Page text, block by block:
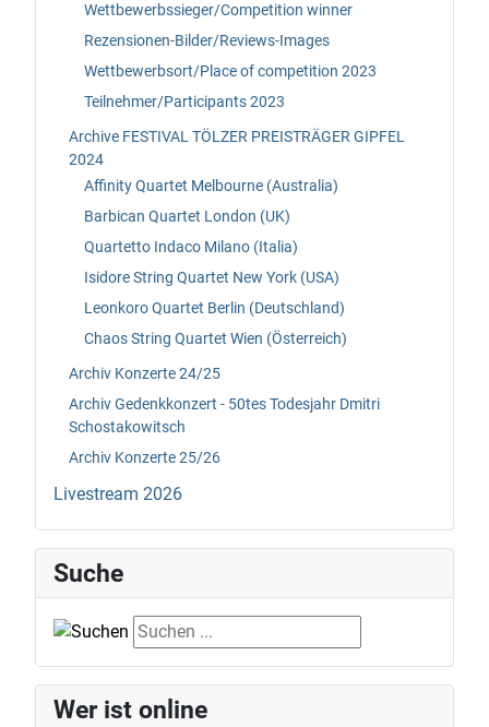
Wettbewerbssieger/Competition winner
Rezensionen-Bilder/Reviews-Images
Wettbewerbsort/Place of competition 2023
Teilnehmer/Participants 2023
Archive FESTIVAL TÖLZER PREISTRÄGER GIPFEL
2024
Affinity Quartet Melbourne (Australia)
Barbican Quartet London (UK)
Quartetto Indaco Milano (Italia)
Isidore String Quartet New York (USA)
Leonkoro Quartet Berlin (Deutschland)
Chaos String Quartet Wien (Österreich)
Archiv Konzerte 24/25
Archiv Gedenkkonzert - 50tes Todesjahr Dmitri
Schostakowitsch
Archiv Konzerte 25/26
Livestream 2026
Suche
Suche
Wer ist online